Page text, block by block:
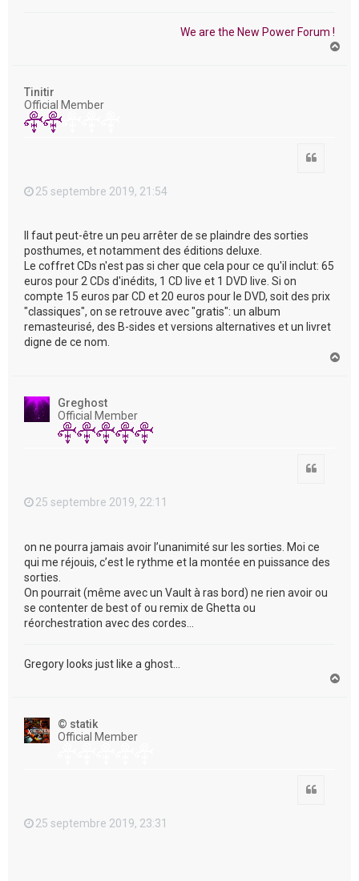
We are the New Power Forum !
Tinitir
Official Member
25 septembre 2019, 21:54
Il faut peut-être un peu arrêter de se plaindre des sorties
posthumes, et notamment des éditions deluxe.
Le coffret CDs n'est pas si cher que cela pour ce qu'il inclut: 65
euros pour 2 CDs d'inédits, 1 CD live et 1 DVD live. Si on
compte 15 euros par CD et 20 euros pour le DVD, soit des prix
"classiques", on se retrouve avec "gratis": un album
remasteurisé, des B-sides et versions alternatives et un livret
digne de ce nom.
Greghost
Official Member
25 septembre 2019, 22:11
on ne pourra jamais avoir l’unanimité sur les sorties. Moi ce
qui me réjouis, c’est le rythme et la montée en puissance des
sorties.
On pourrait (même avec un Vault à ras bord) ne rien avoir ou
se contenter de best of ou remix de Ghetta ou
réorchestration avec des cordes...
Gregory looks just like a ghost...
© statik
Official Member
25 septembre 2019, 23:31